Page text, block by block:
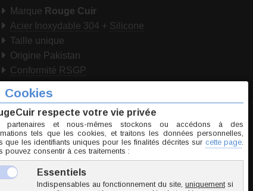
Marque Rouge Cuir
Acier Inoxydable 304 + Silicone
Taille unique
Origine Pakistan
Conformité RSGP
En raison du volume/poids de cet article, il ne peut
qu'en colis
Tout savoir sur :Sodurètre ou insertion urétrale